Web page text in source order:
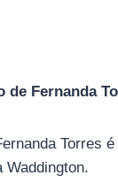
de Fernanda
Torres
Waddington.